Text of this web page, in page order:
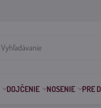
DOJČENIE NOSENIE PRE